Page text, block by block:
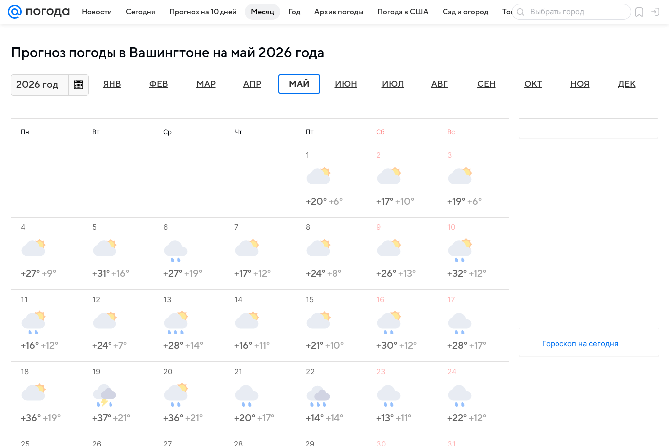
Новости Сегодня Прогноз на 10 дней Месяц Год Архив погоды Погода в США Сад и огород Товары для дачи
Прогноз погоды в Вашингтоне на май 2026 года
2026 год ЯНВ ФЕВ МАР АПР МАЙ ИЮН ИЮЛ АВГ СЕН ОКТ НОЯ ДЕК
Пн Вт Ср Чт Пт Сб Вс
1
+20°+6°
2
+17°+10°
3
+19°+6°
4
+27°+9°
5
+31°+16°
6
+27°+19°
7
+17°+12°
8
+24°+8°
9
+26°+13°
10
+32°+12°
11
+16°+12°
12
+24°+7°
13
+28°+14°
14
+16°+11°
15
+21°+10°
16
+30°+12°
17
+28°+17°
18
+36°+19°
19
+37°+21°
20
+36°+21°
21
+20°+17°
22
+14°+14°
23
+13°+11°
24
+22°+12°
25 26 27 28 29 30 31
Гороскоп на сегодня